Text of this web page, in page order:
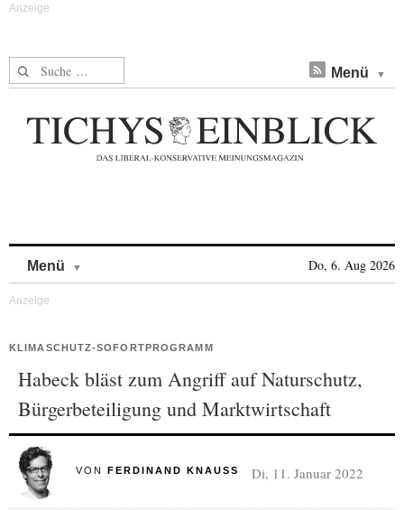
Suche nach: Menü
Menü Do, 6. Aug 2026
KLIMASCHUTZ-SOFORTPROGRAMM
Habeck bläst zum Angriff auf Naturschutz,
Bürgerbeteiligung und Marktwirtschaft
VON FERDINAND KNAUSS Di, 11. Januar 2022